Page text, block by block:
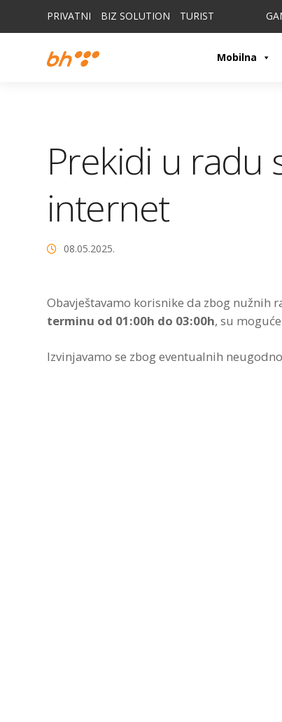
PRIVATNI BIZ SOLUTION TURIST
Mobilna
Prekidi u radu
internet
08.05.2025.
Obavještavamo korisnike da zbog nužnih
terminu od 01:00h do 03:00h, su
Izvinjavamo se zbog eventualnih